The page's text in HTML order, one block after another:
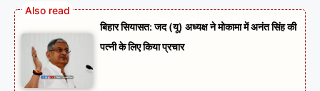
बिहार सियासत: जद (यू) अध्यक्ष ने मोकामा में अनंत सिंह की
पत्नी के लिए किया प्रचार